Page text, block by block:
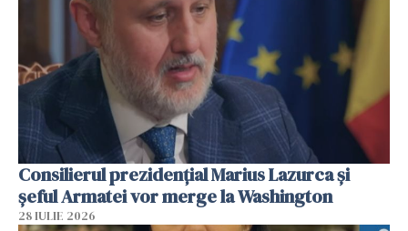
Consilierul prezidenţial Marius Lazurca și
șeful Armatei vor merge la Washington
28 IULIE 2026